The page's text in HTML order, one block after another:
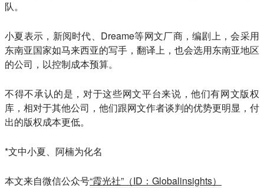
队。
小夏表示，新阅时代、Dreame等网文厂商，编剧上，会采用
东南亚国家如马来西亚的写手，翻译上，也会选用东南亚地区
的公司，以控制成本预算。
不得不承认的是，对于这些网文平台来说，他们有网文版权
库，相对于其他公司，他们跟网文作者谈判的优势更明显，付
出的版权成本更低。
*文中小夏、阿楠为化名
本文来自微信公众号“霞光社”（ID：Globalinsights）